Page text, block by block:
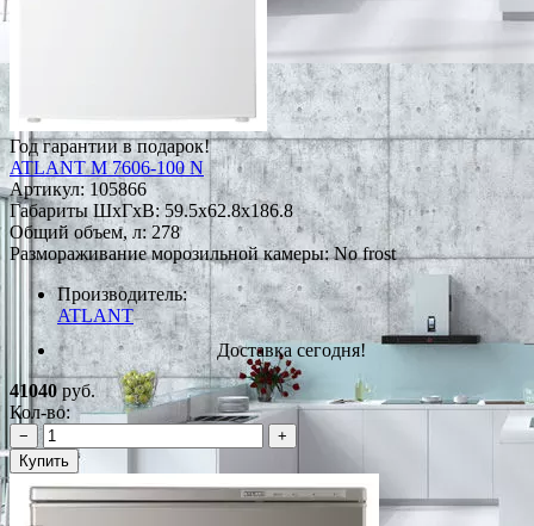
Год гарантии в подарок!
ATLANT M 7606-100 N
Артикул: 105866
Габариты ШxГxВ: 59.5x62.8x186.8
Общий объем, л: 278
Размораживание морозильной камеры: No frost
Производитель:
ATLANT
Доставка сегодня!
41040руб.
Кол-во:
−
+
Купить